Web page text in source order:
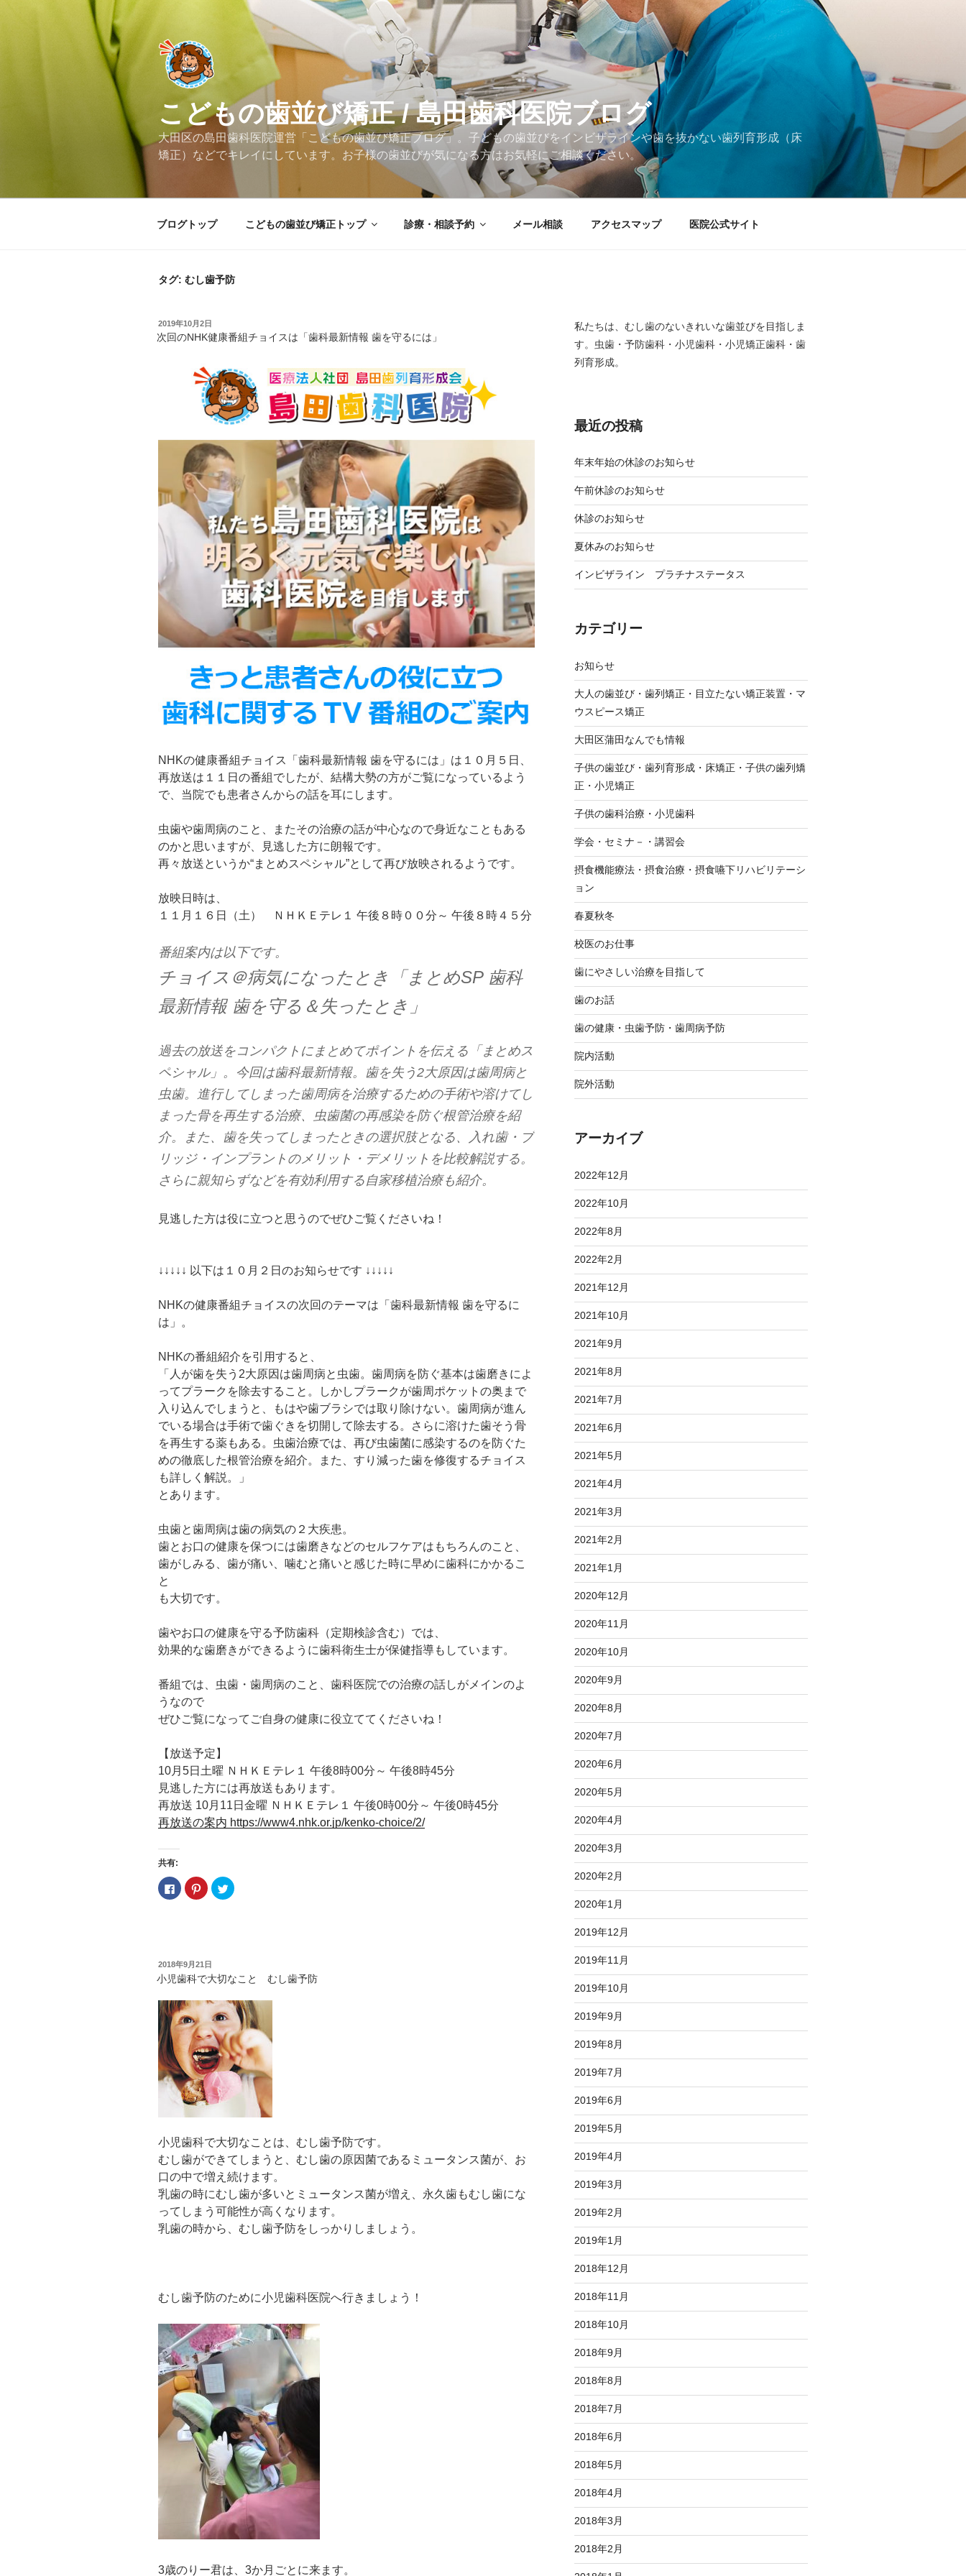
こどもの歯並び矯正 / 島田歯科医院ブログ
大田区の島田歯科医院運営「こどもの歯並び矯正ブログ」。子どもの歯並びをインビザラインや歯を抜かない歯列育形成（床
矯正）などでキレイにしています。お子様の歯並びが気になる方はお気軽にご相談ください。
ブログトップ こどもの歯並び矯正トップ 診療・相談予約 メール相談 アクセスマップ 医院公式サイト
タグ: むし歯予防
投
稿
2019年10月2日
次回のNHK健康番組チョイスは「歯科最新情報 歯を守るには」
NHKの健康番組チョイス「歯科最新情報 歯を守るには」は１０月５日、
再放送は１１日の番組でしたが、結構大勢の方がご覧になっているよう
で、当院でも患者さんからの話を耳にします。
虫歯や歯周病のこと、またその治療の話が中心なので身近なこともある
のかと思いますが、見逃した方に朗報です。
再々放送というか“まとめスペシャル”として再び放映されるようです。
放映日時は、
１１月１６日（土） ＮＨＫＥテレ１ 午後８時００分～ 午後８時４５分
番組案内は以下です。
チョイス＠病気になったとき「まとめSP 歯科
最新情報 歯を守る＆失ったとき」
過去の放送をコンパクトにまとめてポイントを伝える「まとめス
ペシャル」。今回は歯科最新情報。歯を失う2大原因は歯周病と
虫歯。進行してしまった歯周病を治療するための手術や溶けてし
まった骨を再生する治療、虫歯菌の再感染を防ぐ根管治療を紹
介。また、歯を失ってしまったときの選択肢となる、入れ歯・ブ
リッジ・インプラントのメリット・デメリットを比較解説する。
さらに親知らずなどを有効利用する自家移植治療も紹介。
見逃した方は役に立つと思うのでぜひご覧くださいね！
↓↓↓↓↓ 以下は１０月２日のお知らせです ↓↓↓↓↓
NHKの健康番組チョイスの次回のテーマは「歯科最新情報 歯を守るに
は」。
NHKの番組紹介を引用すると、
「人が歯を失う2大原因は歯周病と虫歯。歯周病を防ぐ基本は歯磨きによ
ってプラークを除去すること。しかしプラークが歯周ポケットの奥まで
入り込んでしまうと、もはや歯ブラシでは取り除けない。歯周病が進ん
でいる場合は手術で歯ぐきを切開して除去する。さらに溶けた歯そう骨
を再生する薬もある。虫歯治療では、再び虫歯菌に感染するのを防ぐた
めの徹底した根管治療を紹介。また、すり減った歯を修復するチョイス
も詳しく解説。」
とあります。
虫歯と歯周病は歯の病気の２大疾患。
歯とお口の健康を保つには歯磨きなどのセルフケアはもちろんのこと、
歯がしみる、歯が痛い、噛むと痛いと感じた時に早めに歯科にかかるこ
と
も大切です。
歯やお口の健康を守る予防歯科（定期検診含む）では、
効果的な歯磨きができるように歯科衛生士が保健指導もしています。
番組では、虫歯・歯周病のこと、歯科医院での治療の話しがメインのよ
うなので
ぜひご覧になってご自身の健康に役立ててくださいね！
【放送予定】
10月5日土曜 ＮＨＫＥテレ１ 午後8時00分～ 午後8時45分
見逃した方には再放送もあります。
再放送 10月11日金曜 ＮＨＫＥテレ１ 午後0時00分～ 午後0時45分
再放送の案内 https://www4.nhk.or.jp/kenko-choice/2/
共有:
F
a
共
有
す
に
は
ク
リ
ッ
し
て
く
だ
さ
い
し
ウ
ィ
ン
ド
ウ
で
開
き
ま
す
)
ク
リ
t
e
r
s
t
で
共
有
(
新
し
い
ウ
ィ
ン
ド
ウ
き
ま
す
)
ク
リ
t
e
で
共
有
(
新
し
い
ウ
ィ
ン
ド
き
す
)
投
稿
2018年9月21日
小児歯科で大切なこと むし歯予防
小児歯科で大切なことは、むし歯予防です。
むし歯ができてしまうと、むし歯の原因菌であるミュータンス菌が、お
口の中で増え続けます。
乳歯の時にむし歯が多いとミュータンス菌が増え、永久歯もむし歯にな
ってしまう可能性が高くなります。
乳歯の時から、むし歯予防をしっかりしましょう。
むし歯予防のために小児歯科医院へ行きましょう！
3歳のりー君は、3か月ごとに来ます。
私たちは、むし歯のないきれいな歯並びを目指しま
す。虫歯・予防歯科・小児歯科・小児矯正歯科・歯
列育形成。
最近の投稿
年末年始の休診のお知らせ
午前休診のお知らせ
休診のお知らせ
夏休みのお知らせ
インビザライン プラチナステータス
カテゴリー
お知らせ
大人の歯並び・歯列矯正・目立たない矯正装置・マ
ウスピース矯正
大田区蒲田なんでも情報
子供の歯並び・歯列育形成・床矯正・子供の歯列矯
正・小児矯正
子供の歯科治療・小児歯科
学会・セミナ－・講習会
摂食機能療法・摂食治療・摂食嚥下リハビリテーシ
ョン
春夏秋冬
校医のお仕事
歯にやさしい治療を目指して
歯のお話
歯の健康・虫歯予防・歯周病予防
院内活動
院外活動
アーカイブ
2022年12月
2022年10月
2022年8月
2022年2月
2021年12月
2021年10月
2021年9月
2021年8月
2021年7月
2021年6月
2021年5月
2021年4月
2021年3月
2021年2月
2021年1月
2020年12月
2020年11月
2020年10月
2020年9月
2020年8月
2020年7月
2020年6月
2020年5月
2020年4月
2020年3月
2020年2月
2020年1月
2019年12月
2019年11月
2019年10月
2019年9月
2019年8月
2019年7月
2019年6月
2019年5月
2019年4月
2019年3月
2019年2月
2019年1月
2018年12月
2018年11月
2018年10月
2018年9月
2018年8月
2018年7月
2018年6月
2018年5月
2018年4月
2018年3月
2018年2月